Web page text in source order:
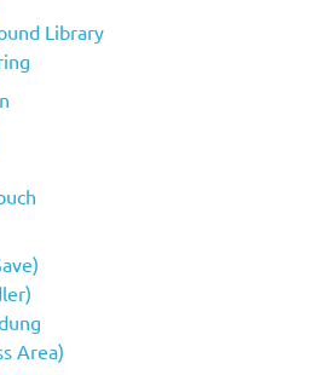
Library
Area)